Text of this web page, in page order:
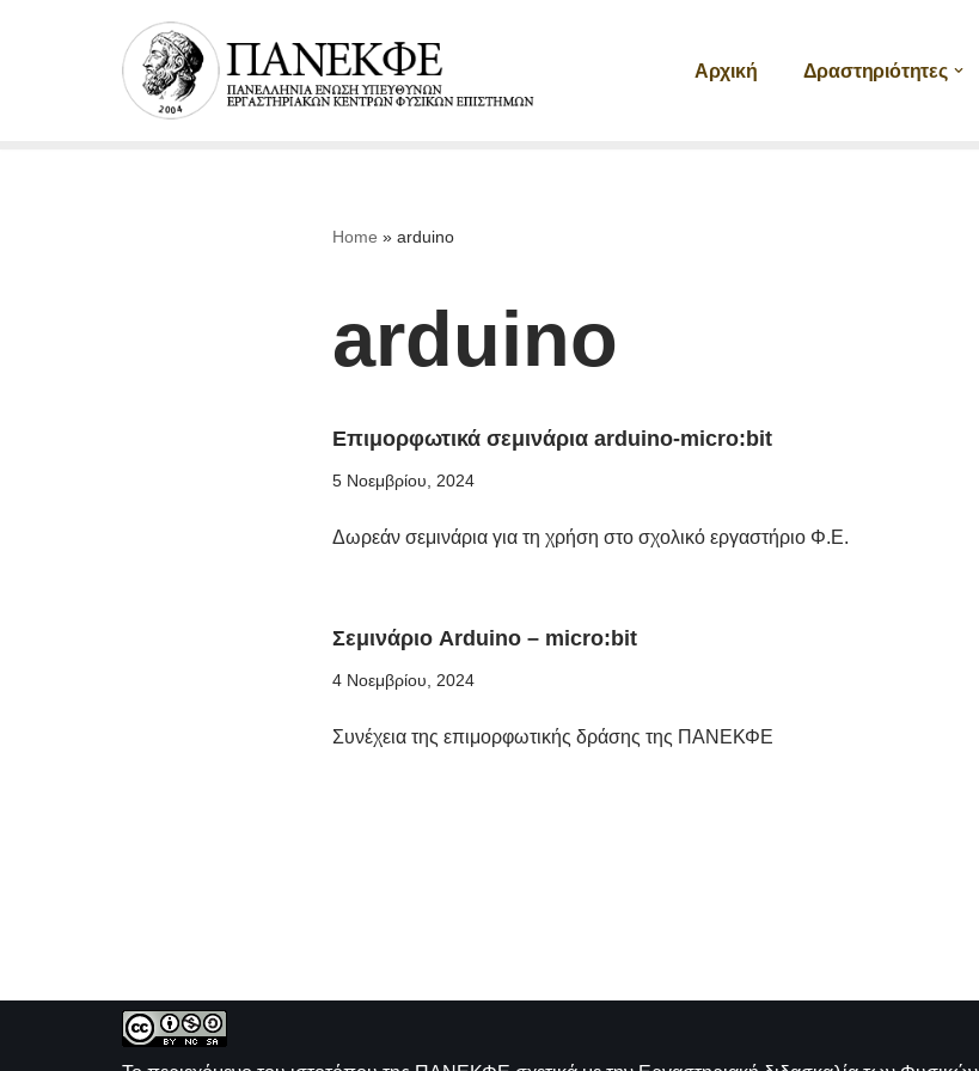
Μεταπηδήστε
Αρχική Δραστηριότητες
Home » arduino
arduino
Επιμορφωτικά σεμινάρια arduino-micro:bit
5 Νοεμβρίου, 2024
Δωρεάν σεμινάρια για τη χρήση στο σχολικό εργαστήριο Φ.Ε.
Σεμινάριο Arduino – micro:bit
4 Νοεμβρίου, 2024
Συνέχεια της επιμορφωτικής δράσης της ΠΑΝΕΚΦΕ